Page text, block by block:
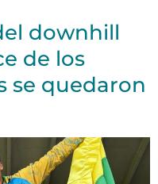
downhill
de los
se quedaron